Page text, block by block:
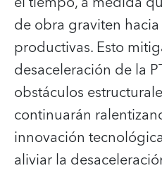
de obra graviten
productivas. Esto
desaceleración de la
obstáculos
continuarán
innovación
aliviar la